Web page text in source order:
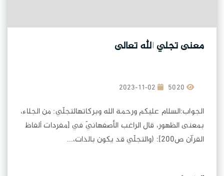
معنى تجلي الله تعالى
2023-11-02
الجواب:السلام عليكم ورحمة الله وبركاتهالتجلّي: من الجلاء،
بمعنى الظهور، قال الراغب الأصفهانيّ في [مفردات ألفاظ
القرآن ص200]: (والتجلّي قد يكون بالذات،...